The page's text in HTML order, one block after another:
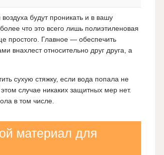
будут проникать и в вашу
что это всего лишь полиэтиленовая
простого. Главное — обеспечить
внахлест относительно друг друга, а
сухую стяжку, если вода попала не
случае никаких защитных мер нет.
в том числе.
материал для